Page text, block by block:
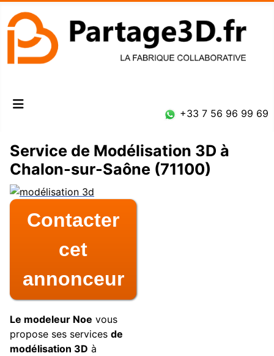
+33 7 56 96 99 69
Service de Modélisation 3D à
Chalon-sur-Saône (71100)
Contacter
cet
annonceur
Le modeleur Noe vous
propose ses services de
modélisation 3D à